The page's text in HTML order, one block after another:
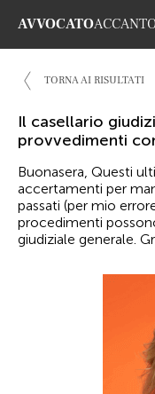
AVVOCATO
TORNA AI RISULTATI
Il casellario
provvedimenti
Buonasera, Questi
accertamenti per
passati (per mio
procedimenti
giudiziale generale.